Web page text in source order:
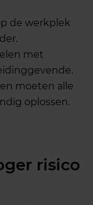
de werkplek
met
moeten alle
oplossen.
risico